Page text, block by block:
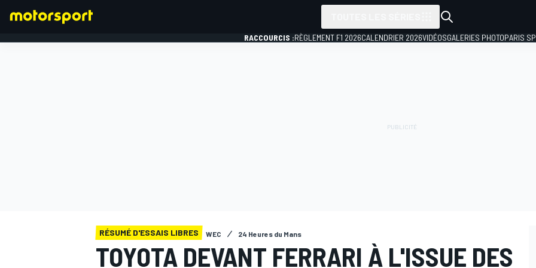
RACCOURCIS :RÈGLEMENT F1 2026CALENDRIER 2026VIDÉOSGALERIES PHOTOPARIS
RÉSUMÉ D'ESSAIS LIBRES WEC 24 Heures du Mans
TOYOTA DEVANT FERRARI À L'ISSUE DES